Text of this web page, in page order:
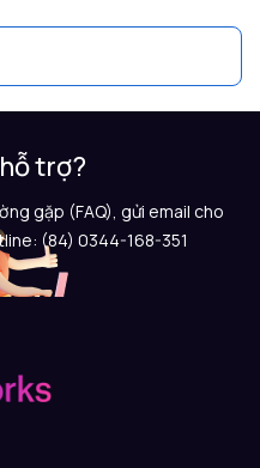
trợ?
gặp (FAQ), gửi email cho
(84) 0344-168-351